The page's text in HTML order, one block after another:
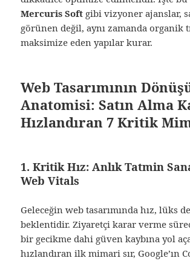
Mercuris Soft gibi vizyoner ajanslar,
görünen değil, aynı zamanda organik
maksimize eden yapılar kurar.
Web Tasarımının
Anatomisi: Satın Alma
Hızlandıran 7 Kritik
1. Kritik Hız: Anlık Tatmin
Web Vitals
Geleceğin web tasarımında hız, lüks
beklentidir. Ziyaretçi karar verme
bir gecikme dahi güven kaybına yol
hızlandıran ilk mimari sır, Google’ın